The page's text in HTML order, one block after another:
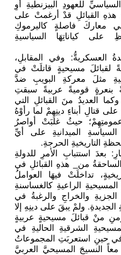
للعهودِ البيزنطيةِ أوِ
هذهِ القبائلِ قدْ أرغمتْ على
معاركَ فاصلةٍ كاليرموكِ
على كياناتِهَا السياسيةِ
العسكريةُّ: وفي المقابلِ،
لقبائلَ مسيحيةٍ قاتلَتْ في
مثلَ معركةِ البويبِ ضدَّ
بنعرةٍ قوميةً عربيةً سبقتِ
العديدُ منَ القبائلِ التي
قتالِ أبناءِ دينِهِمْ لما رأوْهُ
عمومتِهِمْ؛ حيثُ غلبَتْ أواصرُ
الميدانيةِ على أيِّ
التاريخيةِ الحرجةِ.
بعدَ استتبابِ الأمرِ للدولةِ
الساحقةُ من_ هذهِ القبائلِ في
تداخلَتْ فيهَا العواملُ
الراعيةِ كالغساسنةِ
الجزيةِ والخراجِ والرغبةُ في
الجديدةِ. ولمْ يبقَ على دينِهِ إلا
منْ قبائلَ مسيحيةٍ عربيةٍ
الشرقيةِ الحاليةِ في
في حينِ استعربَتِ المجموعاتُ
معاً النسيجَ المسيحيَّ العربيَّ